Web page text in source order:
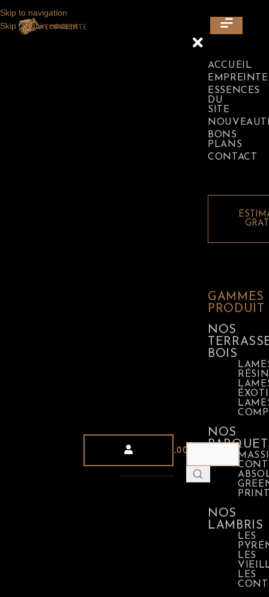
Skip to navigation
Skip to main content
0.00
ACCUEIL
EMPREINTE
ESSENCES
DU
SITE
BONS
PLANS
CONTACT
GAMMES
PRODUIT
NOS
BOIS
NOS
NOS
LAMBRIS
LES
LES
LES
LAISSEZ VOUS SÉDUIRE PAR L'ÉLÉGANCE DE NOS ESSENCES
DE BOIS EXOTIQUE ☀️ C'EST JUSTE ICI ⬇